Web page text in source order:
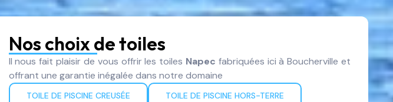
Nos choix de toiles
Il nous fait plaisir de vous offrir les toiles Napec fabriquées ici à Boucherville et
offrant une garantie inégalée dans notre domaine
TOILE DE PISCINE CREUSÉE TOILE DE PISCINE HORS-TERRE